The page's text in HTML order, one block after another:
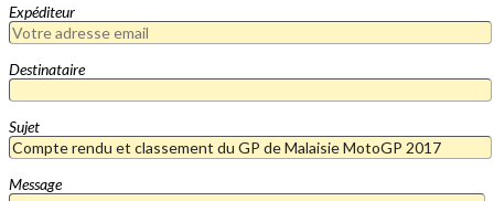
Expéditeur
Destinataire
Sujet
Message